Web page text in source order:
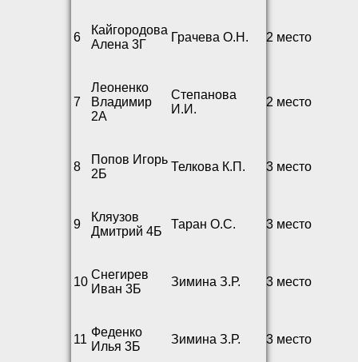
6
Кайгородова
Алена 3Г
Грачева О.Н. 2 место
7
Леоненко
Владимир
2А
Степанова
И.И.
2 место
8
Попов Игорь
2Б
Телкова К.П. 3 место
9
Кляузов
Дмитрий 4Б
Таран О.С. 3 место
10
Снегирев
Иван 3Б
Зимина З.Р. 3 место
11
Феденко
Илья 3Б
Зимина З.Р. 3 место